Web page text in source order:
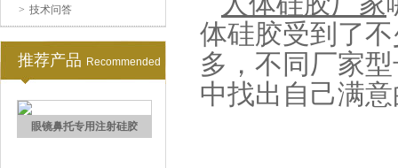
> 技术问答
推荐产品 Recommended
眼镜鼻托专用注射硅胶
体硅胶受到了
多，不同厂家
中找出自己满